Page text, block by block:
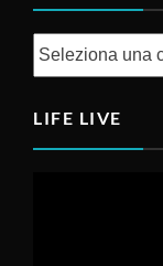
Categorie
LIFE LIVE